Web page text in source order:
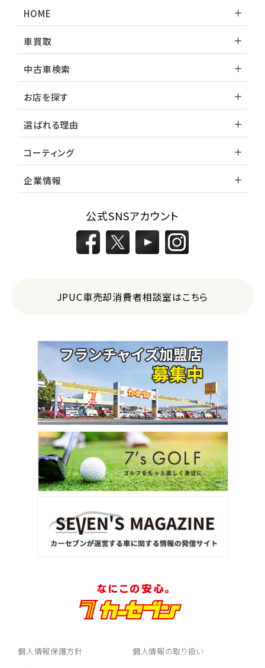
HOME
車買取
中古車検索
お店を探す
選ばれる理由
コーティング
企業情報
公式SNSアカウント
JPUC車売却消費者相談室はこちら
個人情報保護方針
個人情報の取り扱い